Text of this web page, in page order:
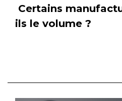
Certains
ils le volume ?